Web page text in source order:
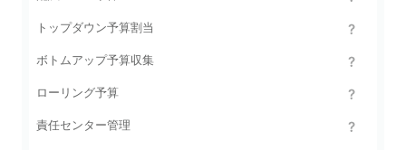
トップダウン予算割当
ボトムアップ予算収集
ローリング予算
責任センター管理